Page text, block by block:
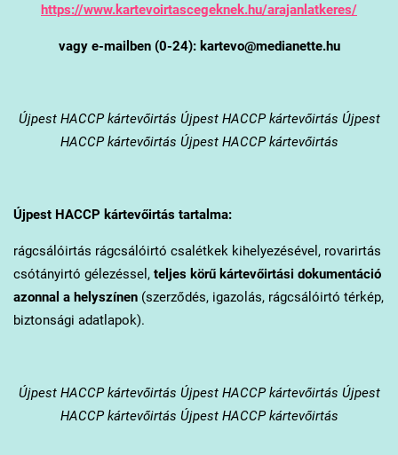
https://www.kartevoirtascegeknek.hu/arajanlatkeres/
vagy e-mailben (0-24): kartevo@medianette.hu
ÚjpestHACCP kártevőirtás Újpest HACCP kártevőirtás Újpest
HACCP kártevőirtás Újpest HACCP kártevőirtás
ÚjpestHACCP kártevőirtás tartalma:
rágcsálóirtás rágcsálóirtó csalétkek kihelyezésével, rovarirtás
csótányirtó gélezéssel, teljes körű kártevőirtási dokumentáció
azonnal a helyszínen(szerződés, igazolás, rágcsálóirtó térkép,
biztonsági adatlapok).
ÚjpestHACCP kártevőirtás Újpest HACCP kártevőirtás Újpest
HACCP kártevőirtás Újpest HACCP kártevőirtás